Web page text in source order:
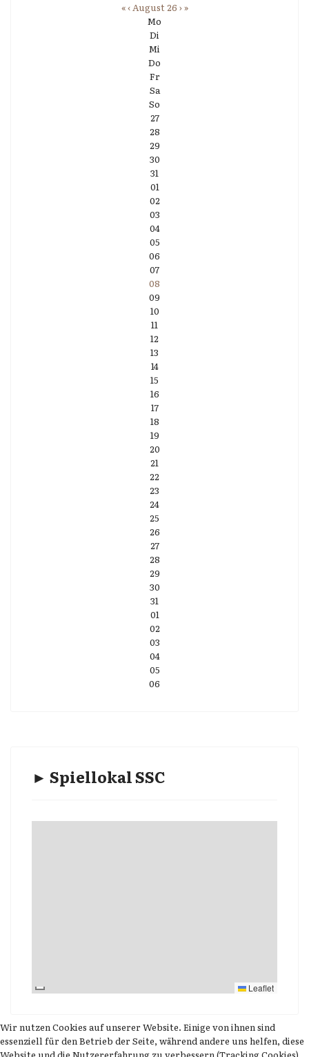
«‹August 26 ›»
Mo
Di
Mi
Do
Fr
Sa
So
27
28
29
30
31
01
02
03
04
05
06
07
08
09
10
11
12
13
14
15
16
17
18
19
20
21
22
23
24
25
26
27
28
29
30
31
01
02
03
04
05
06
► Spiellokal SSC
Leaflet
Wir nutzen Cookies auf unserer Website. Einige von ihnen sind
essenziell für den Betrieb der Seite, während andere uns helfen, diese